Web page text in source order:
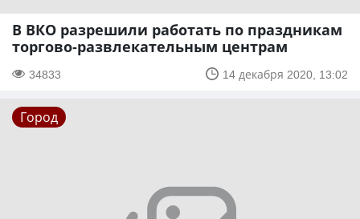
В ВКО разрешили работать по праздникам
торгово-развлекательным центрам
34833 14 декабря 2020, 13:02
Город